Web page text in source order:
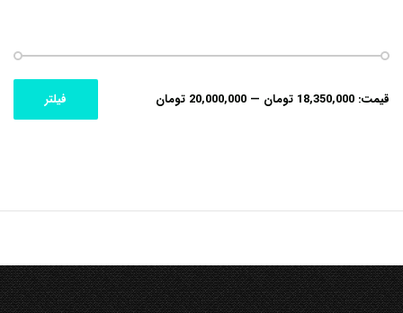
حداقل
حداکثر
فیلتر قیمت: 18,350,000 تومان — 20,000,000 تومان